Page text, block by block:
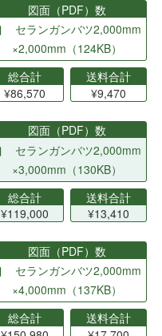
図面（PDF）数
セランガンバツ2,000mm
×2,000mm（124KB）
総合計
¥86,570
送料合計
¥9,470
図面（PDF）数
セランガンバツ2,000mm
×3,000mm（130KB）
総合計
¥119,000
送料合計
¥13,410
図面（PDF）数
セランガンバツ2,000mm
×4,000mm（137KB）
総合計
送料合計